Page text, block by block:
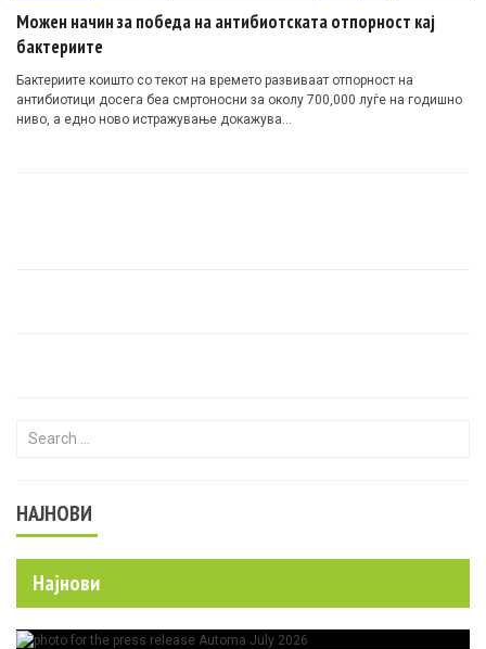
Можен начин за победа на антибиотската отпорност кај
бактериите
Бактериите коишто со текот на времето развиваат отпорност на
антибиотици досега беа смртоносни за околу 700,000 луѓе на годишно
ниво, а едно ново истражување докажува…
Search for:
НАЈНОВИ
Најнови